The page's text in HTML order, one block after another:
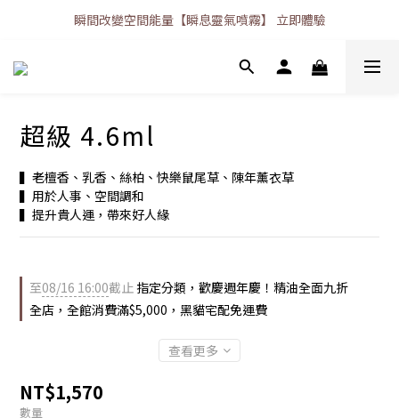
瞬間改變空間能量【瞬息靈氣噴霧】 立即體驗
超級 4.6ml
▍老檀香、乳香、絲柏、快樂鼠尾草、陳年薰衣草
▍用於人事、空間調和
▍提升貴人運，帶來好人緣
至08/16 16:00截止 指定分類，歡慶週年慶！精油全面九折
全店，全館消費滿$5,000，黑貓宅配免運費
查看更多
NT$1,570
數量